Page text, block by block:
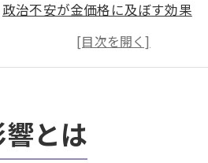
政治不安が金価格に及ぼす効果
金相場と国際情勢の関係性
地政学的要因が金需要を左右
愛知県大府市の金相場に影響する
売るべきかの判断基準
とは